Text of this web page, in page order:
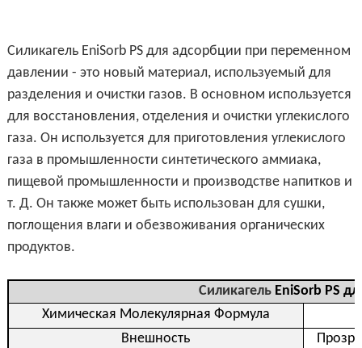
Силикагель EniSorb PS для адсорбции при переменном
давлении - это новый материал, используемый для
разделения и очистки газов. В основном используется
для восстановления, отделения и очистки углекислого
газа. Он используется для приготовления углекислого
газа в промышленности синтетического аммиака,
пищевой промышленности и производстве напитков и
т. Д. Он также может быть использован для сушки,
поглощения влаги и обезвоживания органических
продуктов.
Силикагель EniSorb PS
Химическая Молекулярная Формула
Внешность